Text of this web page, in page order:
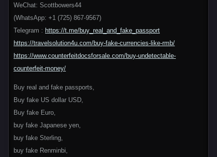
WeChat: Scottbowers44
(WhatsApp: +1 (725) 867-9567)
Telegram : https://t.me/buy_real_and_fake_passport
https://travelsolution4u.com/buy-fake-currencies-like-rmb/
https://www.counterfeitdocsforsale.com/buy-undetectable-
counterfeit-money/
Buy real and fake passports,
Buy fake US dollar USD,
Buy fake Euro,
buy fake Japanese yen,
buy fake Sterling,
buy fake Renminbi,